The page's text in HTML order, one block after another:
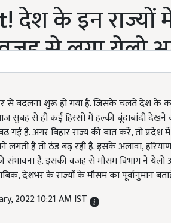
देश के इन राज्यों
से लगा येलो
से बदलना शुरू हो गया है. जिसके चलते देश के कई
सुबह से ही कई हिस्सों में हल्की बूंदाबांदी
गई है. अगर बिहार राज्य की बात करें, तो प्रदेश
लगती है तो ठंड बढ़ रही है. इसके अलावा,
संभावना है. इसकी वजह से मौसम विभाग ने येलो
देशभर के राज्यों के मौसम का पूर्वानुमान
2022 10:21 AM IST